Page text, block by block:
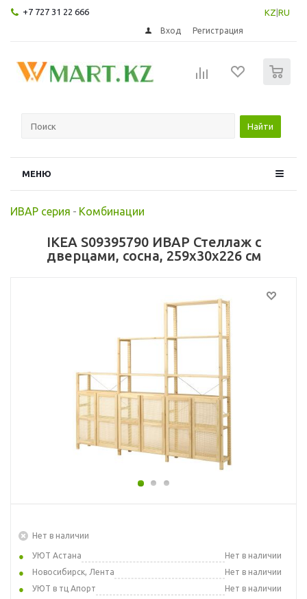
+7 727 31 22 666 KZ RU
Вход Регистрация
Найти
МЕНЮ
ИВАР серия - Комбинации
IKEA S09395790 ИВАР Стеллаж с
дверцами, сосна, 259x30x226 см
Нет в наличии
УЮТ Астана
Нет в наличии
Новосибирск, Лента
Нет в наличии
УЮТ в тц Апорт
Нет в наличии